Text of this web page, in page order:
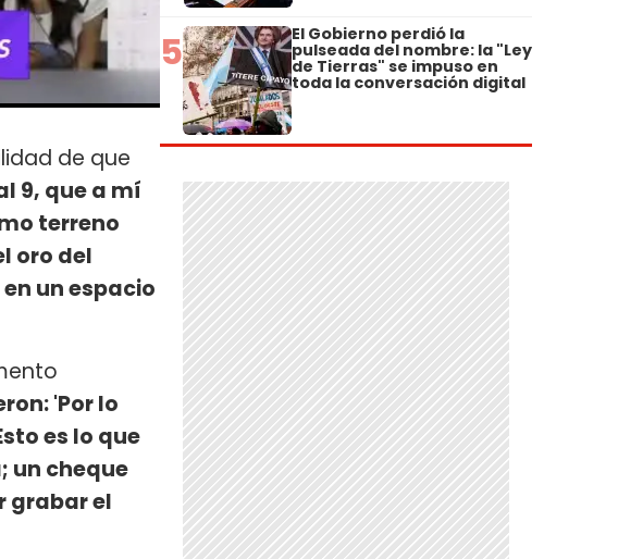
de que
9, que a mí
terreno
oro del
un espacio
'Por lo
es lo que
un cheque
grabar el
5 El Gobierno perdió la
pulseada del nombre: la "Ley
de Tierras" se impuso en
toda la conversación digital